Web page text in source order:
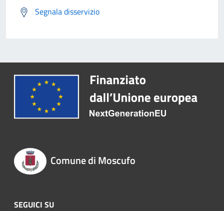
Segnala disservizio
Comune di Moscufo
SEGUICI SU